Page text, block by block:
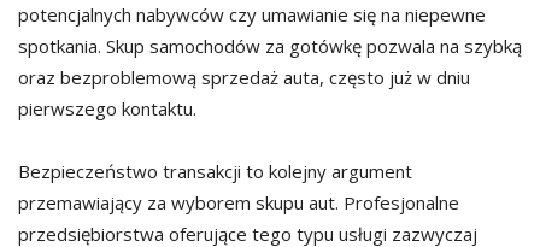
potencjalnych nabywców czy umawianie się na niepewne
spotkania. Skup samochodów za gotówkę pozwala na szybką
oraz bezproblemową sprzedaż auta, często już w dniu
pierwszego kontaktu.
Bezpieczeństwo transakcji to kolejny argument
przemawiający za wyborem skupu aut. Profesjonalne
przedsiębiorstwa oferujące tego typu usługi zazwyczaj